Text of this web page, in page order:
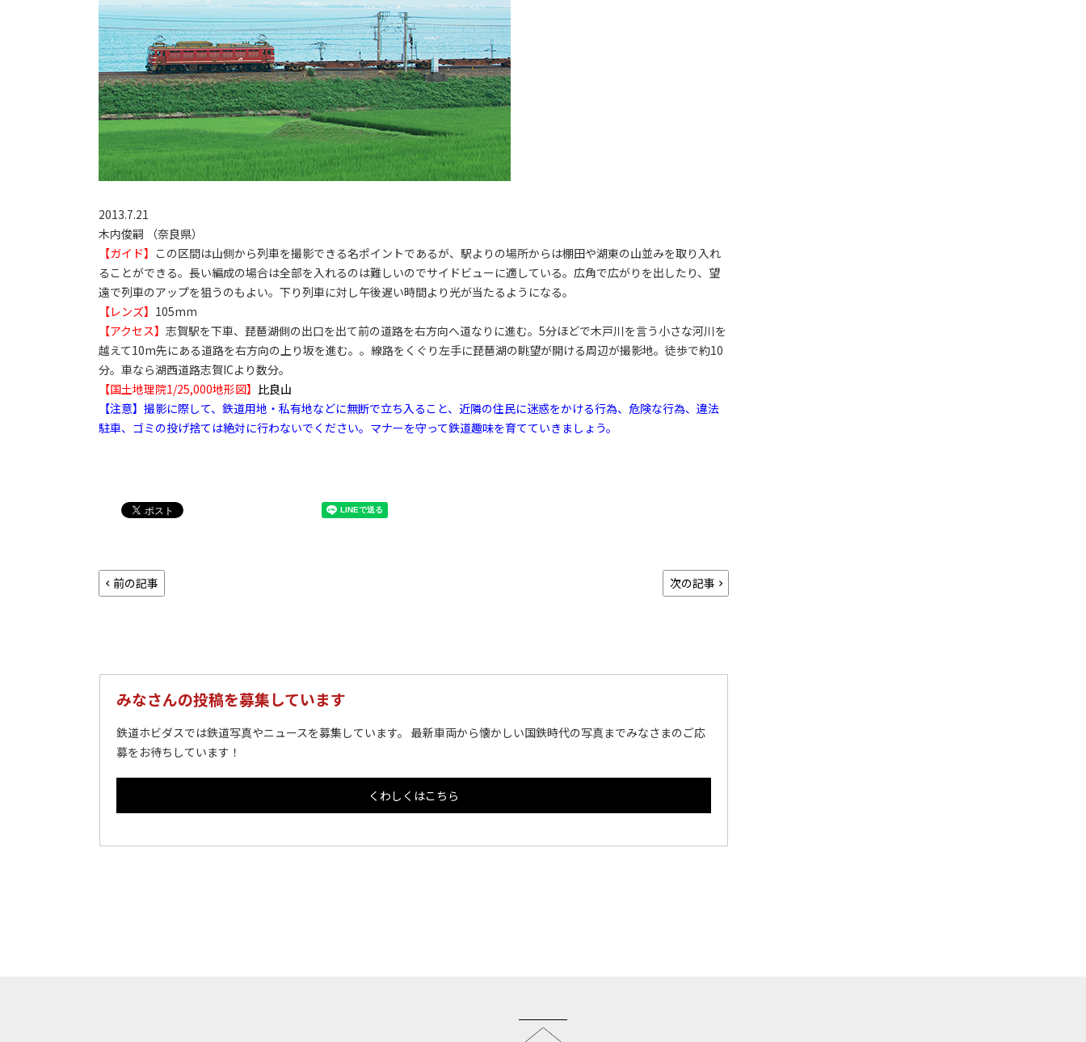
2013.7.21
木内俊嗣 （奈良県）
【ガイド】 この区間は山側から列車を撮影できる名ポイントであるが、駅よりの場所からは棚田や湖東の山並みを取り入れ
ることができる。長い編成の場合は全部を入れるのは難しいのでサイドビューに適している。広角で広がりを出したり、望
遠で列車のアップを狙うのもよい。下り列車に対し午後遅い時間より光が当たるようになる。
【レンズ】 105mm
【アクセス】 志賀駅を下車、琵琶湖側の出口を出て前の道路を右方向へ道なりに進む。5分ほどで木戸川を言う小さな河川を
越えて10m先にある道路を右方向の上り坂を進む。。線路をくぐり左手に琵琶湖の眺望が開ける周辺が撮影地。徒歩で約10
分。車なら湖西道路志賀ICより数分。
【国土地理院1/25,000地形図】 比良山
【注意】撮影に際して、鉄道用地・私有地などに無断で立ち入ること、近隣の住民に迷惑をかける行為、危険な行為、違法
駐車、ゴミの投げ捨ては絶対に行わないでください。マナーを守って鉄道趣味を育てていきましょう。
前の記事 次の記事
みなさんの投稿を募集しています
鉄道ホビダスでは鉄道写真やニュースを募集しています。 最新車両から懐かしい国鉄時代の写真までみなさまのご応
募をお待ちしています！
くわしくはこちら